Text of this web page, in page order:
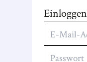
Einloggen